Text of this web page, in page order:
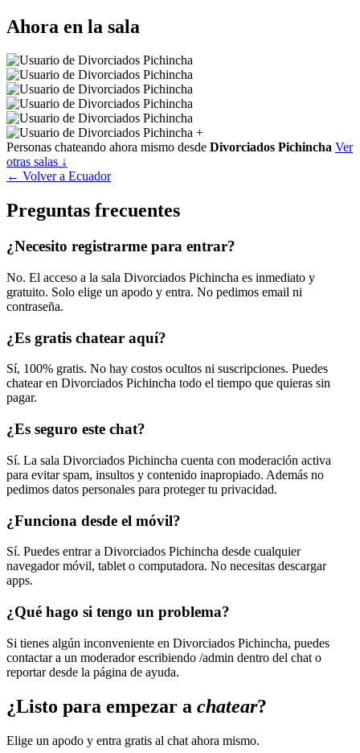
Ahora en la sala
+
Personas chateando ahora mismo desde Divorciados Pichincha Ver
otras salas ↓
← Volver a Ecuador
Preguntas frecuentes
¿Necesito registrarme para entrar?
No. El acceso a la sala Divorciados Pichincha es inmediato y
gratuito. Solo elige un apodo y entra. No pedimos email ni
contraseña.
¿Es gratis chatear aquí?
Sí, 100% gratis. No hay costos ocultos ni suscripciones. Puedes
chatear en Divorciados Pichincha todo el tiempo que quieras sin
pagar.
¿Es seguro este chat?
Sí. La sala Divorciados Pichincha cuenta con moderación activa
para evitar spam, insultos y contenido inapropiado. Además no
pedimos datos personales para proteger tu privacidad.
¿Funciona desde el móvil?
Sí. Puedes entrar a Divorciados Pichincha desde cualquier
navegador móvil, tablet o computadora. No necesitas descargar
apps.
¿Qué hago si tengo un problema?
Si tienes algún inconveniente en Divorciados Pichincha, puedes
contactar a un moderador escribiendo /admin dentro del chat o
reportar desde la página de ayuda.
¿Listo para empezar a chatear?
Elige un apodo y entra gratis al chat ahora mismo.